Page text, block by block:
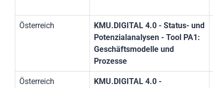
Österreich
KMU.DIGITAL 4.0 - Status- und
Potenzialanalysen - Tool PA1:
Geschäftsmodelle und
Prozesse
Österreich
KMU.DIGITAL 4.0 -